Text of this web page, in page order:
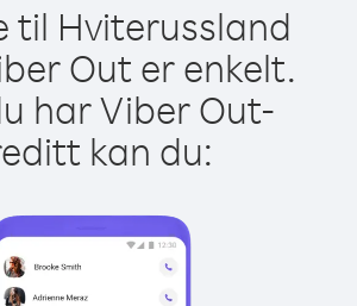
til Hviterussland
Out er enkelt.
har Viber Out-
kan du: